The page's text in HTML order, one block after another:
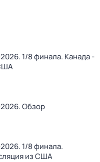
1/8 финала. Канада -
Обзор
1/8 финала.
из США